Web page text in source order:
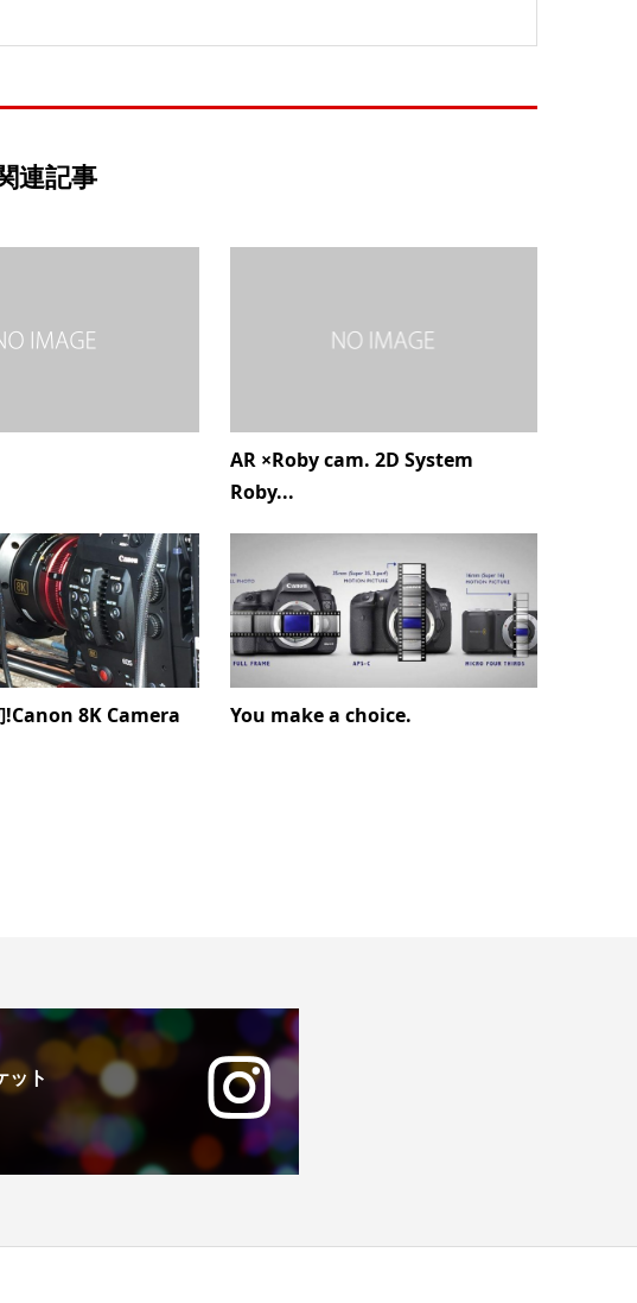
連記事
AR ×Roby cam. 2D System
Roby...
!Canon 8K Camera
You make a choice.
ット